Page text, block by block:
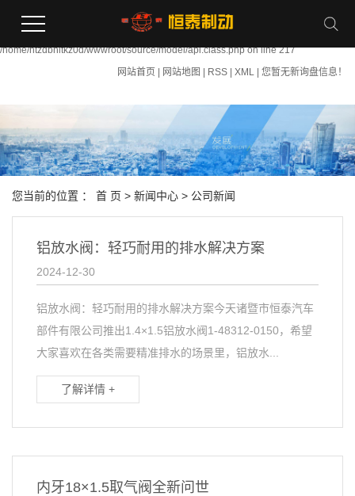
file_put_contents(/home/htzdbhltkz0d/wwwroot/source/cache/license_cache.php):
/home/htzdbhltkz0d/wwwroot/source/model/api.class.php on line 217
网站首页
网站地图 RSS XML 您暂无新询盘信息！
您当前的位置 ： 首 页 > 新闻中心 > 公司新闻
铝放水阀：轻巧耐用的排水解决方案
2024-12-30
铝放水阀：轻巧耐用的排水解决方案今天诸暨市恒泰汽车
部件有限公司推出1.4×1.5铝放水阀1-48312-0150，希望
大家喜欢在各类需要精准排水的场景里，铝放水...
了解详情 +
内牙18×1.5取气阀全新问世